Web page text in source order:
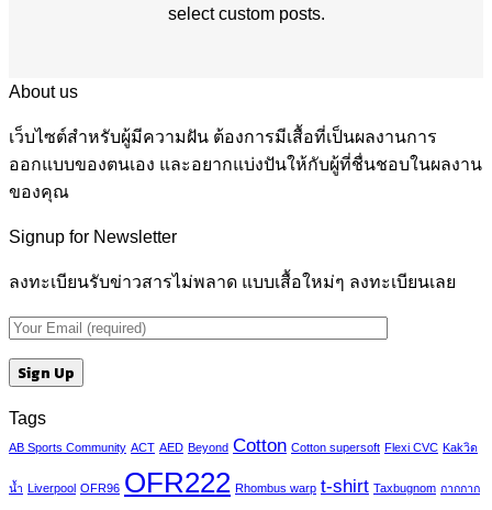
select custom posts.
About us
เว็บไซต์สำหรับผู้มีความฝัน ต้องการมีเสื้อที่เป็นผลงานการ
ออกแบบของตนเอง และอยากแบ่งปันให้กับผู้ที่ชื่นชอบในผลงาน
ของคุณ
Signup for Newsletter
ลงทะเบียนรับข่าวสารไม่พลาด แบบเสื้อใหม่ๆ ลงทะเบียนเลย
Tags
AB Sports Community ACT AED Beyond Cotton Cotton supersoft Flexi CVC Kakวิด
น้ำ Liverpool OFR96 OFR222 Rhombus warp t-shirt Taxbugnom กากกาก